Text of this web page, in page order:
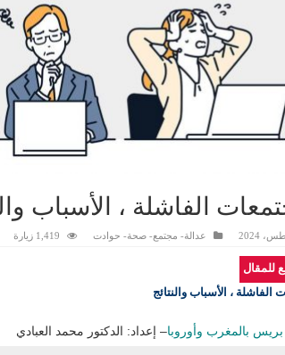
الفاشلة ، الأسباب
عدالة- مجتمع- صحة- حوادت 1,419 زيارة
للمقال
الفاشلة ، الأسباب والنتائج
بريس بالمغرب وأوروبا– إعداد: الدكتور محمد العبادي